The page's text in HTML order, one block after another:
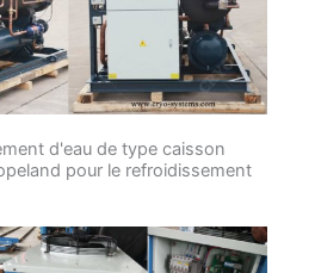
d'eau de type caisson
pour le refroidissement